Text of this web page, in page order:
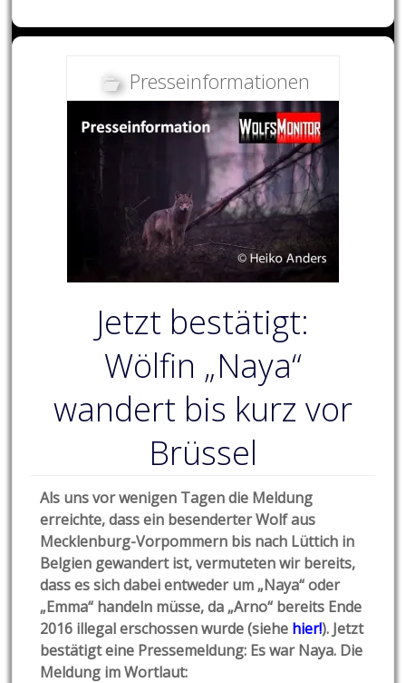
Presseinformationen
Jetzt bestätigt:
Wölfin „Naya“
wandert bis kurz vor
Brüssel
Als uns vor wenigen Tagen die Meldung
erreichte, dass ein besenderter Wolf aus
Mecklenburg-Vorpommern bis nach Lüttich in
Belgien gewandert ist, vermuteten wir bereits,
dass es sich dabei entweder um „Naya“ oder
„Emma“ handeln müsse, da „Arno“ bereits Ende
2016 illegal erschossen wurde (siehe hier!). Jetzt
bestätigt eine Pressemeldung: Es war Naya. Die
Meldung im Wortlaut: